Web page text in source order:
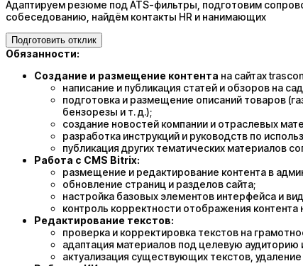
Адаптируем резюме под ATS-фильтры, подготовим
собеседованию, найдём контакты HR и нанимающих
Подготовить отклик
Обязанности:
Создание и размещение контента на сайтах
написание и публикация статей и обзоров на
подготовка и размещение описаний товаров
бензорезы и т. д.);
создание новостей компании и отраслевых
разработка инструкций и руководств по
публикация других тематических материалов
Работа с CMS Bitrix:
размещение и редактирование контента в
обновление страниц и разделов сайта;
настройка базовых элементов интерфейса и
контроль корректности отображения контента
Редактирование текстов:
проверка и корректировка текстов на
адаптация материалов под целевую
актуализация существующих текстов,